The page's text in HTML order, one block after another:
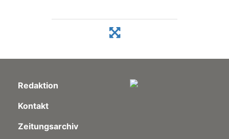
Redaktion
Kontakt
Zeitungsarchiv